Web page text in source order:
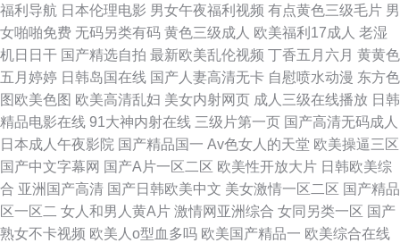
福利导航 日本伦理电影 男女午夜福利视频 有点黄色三级毛片 男
女啪啪免费 无码另类有码 黄色三级成人 欧美福利17成人 老湿
机日日干 国产精选自拍 最新欧美乱伦视频 丁香五月六月 黄黄色
五月婷婷 日韩岛国在线 国产人妻高清无卡 自慰喷水动漫 东方色
图欧美色图 欧美高清乱妇 美女内射网页 成人三级在线播放 日韩
精品电影在线 91大神内射在线 三级片第一页 国产高清无码成人
日本成人午夜影院 国产精品国一 Av色女人的天堂 欧美操逼三区
国产中文字幕网 国产A片一区二区 欧美性开放大片 日韩欧美综
合 亚洲国产高清 国产日韩欧美中文 美女激情一区二区 国产精品
区一区二 女人和男人黄A片 激情网亚洲综合 女同另类一区 国产
熟女不卡视频 欧美人o型血多吗 欧美国产精品一 欧美综合在线